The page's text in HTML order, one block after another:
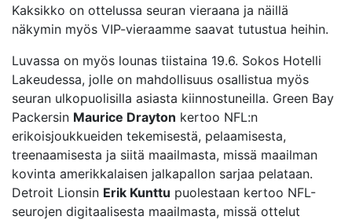
Kaksikko on ottelussa seuran vieraana ja näillä
näkymin myös VIP-vieraamme saavat tutustua heihin.
Luvassa on myös lounas tiistaina 19.6. Sokos Hotelli
Lakeudessa, jolle on mahdollisuus osallistua myös
seuran ulkopuolisilla asiasta kiinnostuneilla. Green Bay
Packersin Maurice Drayton kertoo NFL:n
erikoisjoukkueiden tekemisestä, pelaamisesta,
treenaamisesta ja siitä maailmasta, missä maailman
kovinta amerikkalaisen jalkapallon sarjaa pelataan.
Detroit Lionsin Erik Kunttu puolestaan kertoo NFL-
seurojen digitaalisesta maailmasta, missä ottelut